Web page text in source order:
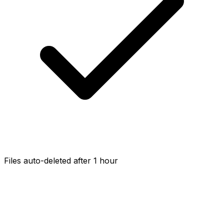
Files auto-deleted after 1 hour